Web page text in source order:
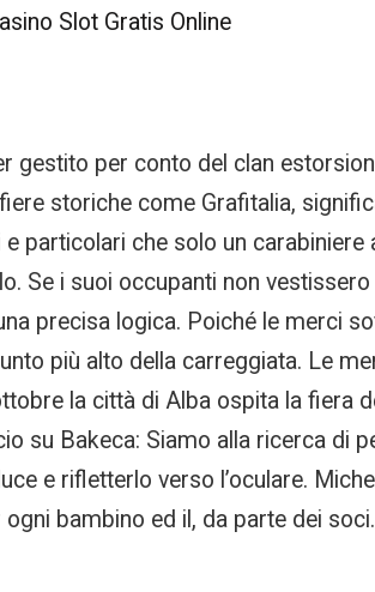
Slot Gratis Online
gestito per conto del clan
storiche come Grafitalia,
particolari che solo un carabiniere
Se i suoi occupanti non
precisa logica. Poiché le merci
più alto della carreggiata. Le
la città di Alba ospita la fiera
su Bakeca: Siamo alla ricerca di
e rifletterlo verso l’oculare.
bambino ed il, da parte dei soci.